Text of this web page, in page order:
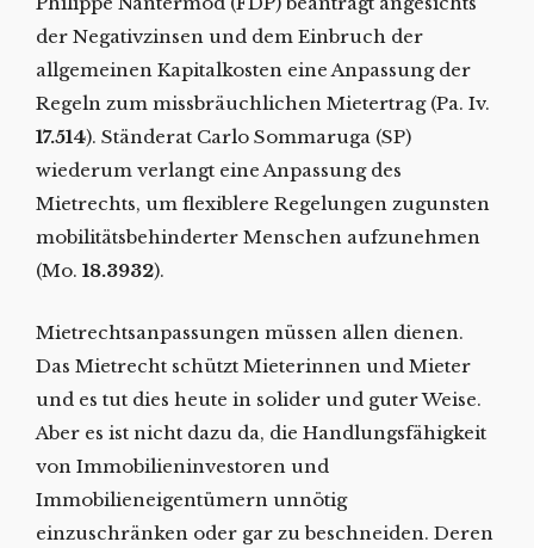
der Negativzinsen und dem Einbruch der
allgemeinen Kapitalkosten eine Anpassung der
Regeln zum missbräuchlichen Mietertrag (Pa. Iv.
17.514). Ständerat Carlo Sommaruga (SP)
wiederum verlangt eine Anpassung des
Mietrechts, um flexiblere Regelungen zugunsten
mobilitätsbehinderter Menschen aufzunehmen
(Mo. 18.3932).
Mietrechtsanpassungen müssen allen dienen.
Das Mietrecht schützt Mieterinnen und Mieter
und es tut dies heute in solider und guter Weise.
Aber es ist nicht dazu da, die Handlungsfähigkeit
von Immobilieninvestoren und
Immobilieneigentümern unnötig
einzuschränken oder gar zu beschneiden. Deren